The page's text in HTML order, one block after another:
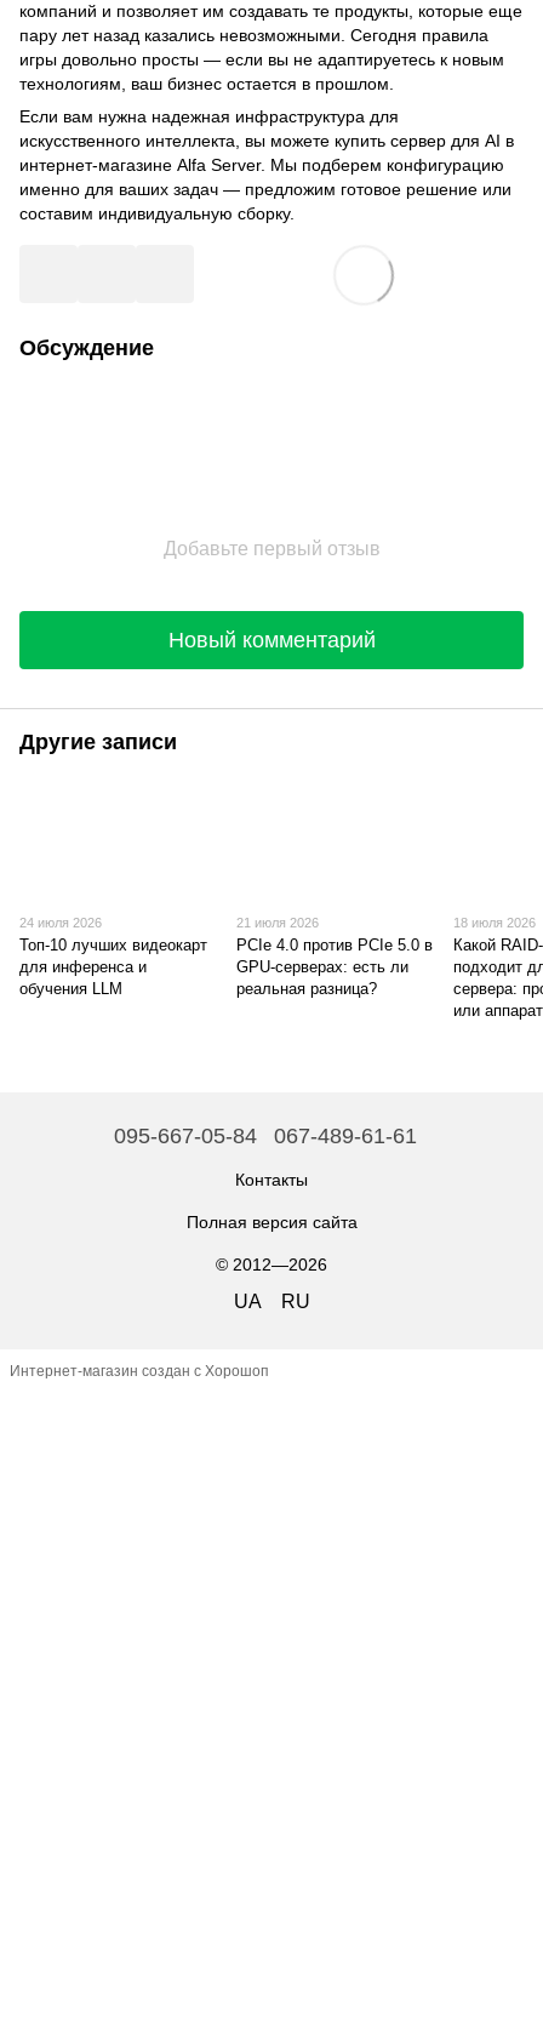
компаний и позволяет им создавать те продукты, которые еще
пару лет назад казались невозможными. Сегодня правила
игры довольно просты — если вы не адаптируетесь к новым
технологиям, ваш бизнес остается в прошлом.
Если вам нужна надежная инфраструктура для
искусственного интеллекта, вы можете купить сервер для AI в
интернет-магазине Alfa Server. Мы подберем конфигурацию
именно для ваших задач — предложим готовое решение или
составим индивидуальную сборку.
Обсуждение
Добавьте первый отзыв
Новый комментарий
Другие записи
24 июля 2026
Топ-10 лучших видеокарт
для инференса и
обучения LLM
21 июля 2026
PCIe 4.0 против PCIe 5.0 в
GPU-серверах: есть ли
реальная разница?
18 июля 2026
Какой
подходит
сервера:
или
095-667-05-84 067-489-61-61
Контакты
Полная версия сайта
© 2012—2026
UA RU
Интернет-магазин создан с Хорошоп